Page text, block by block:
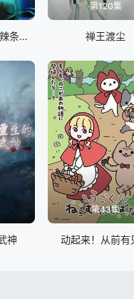
末日走私商：我用辣条换金砖动态漫画
第120集
禅王渡尘
神
第43集
动起来！从前有